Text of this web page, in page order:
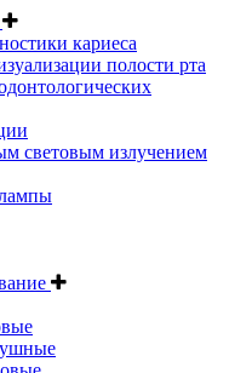
кариеса
полости рта
световым излучением